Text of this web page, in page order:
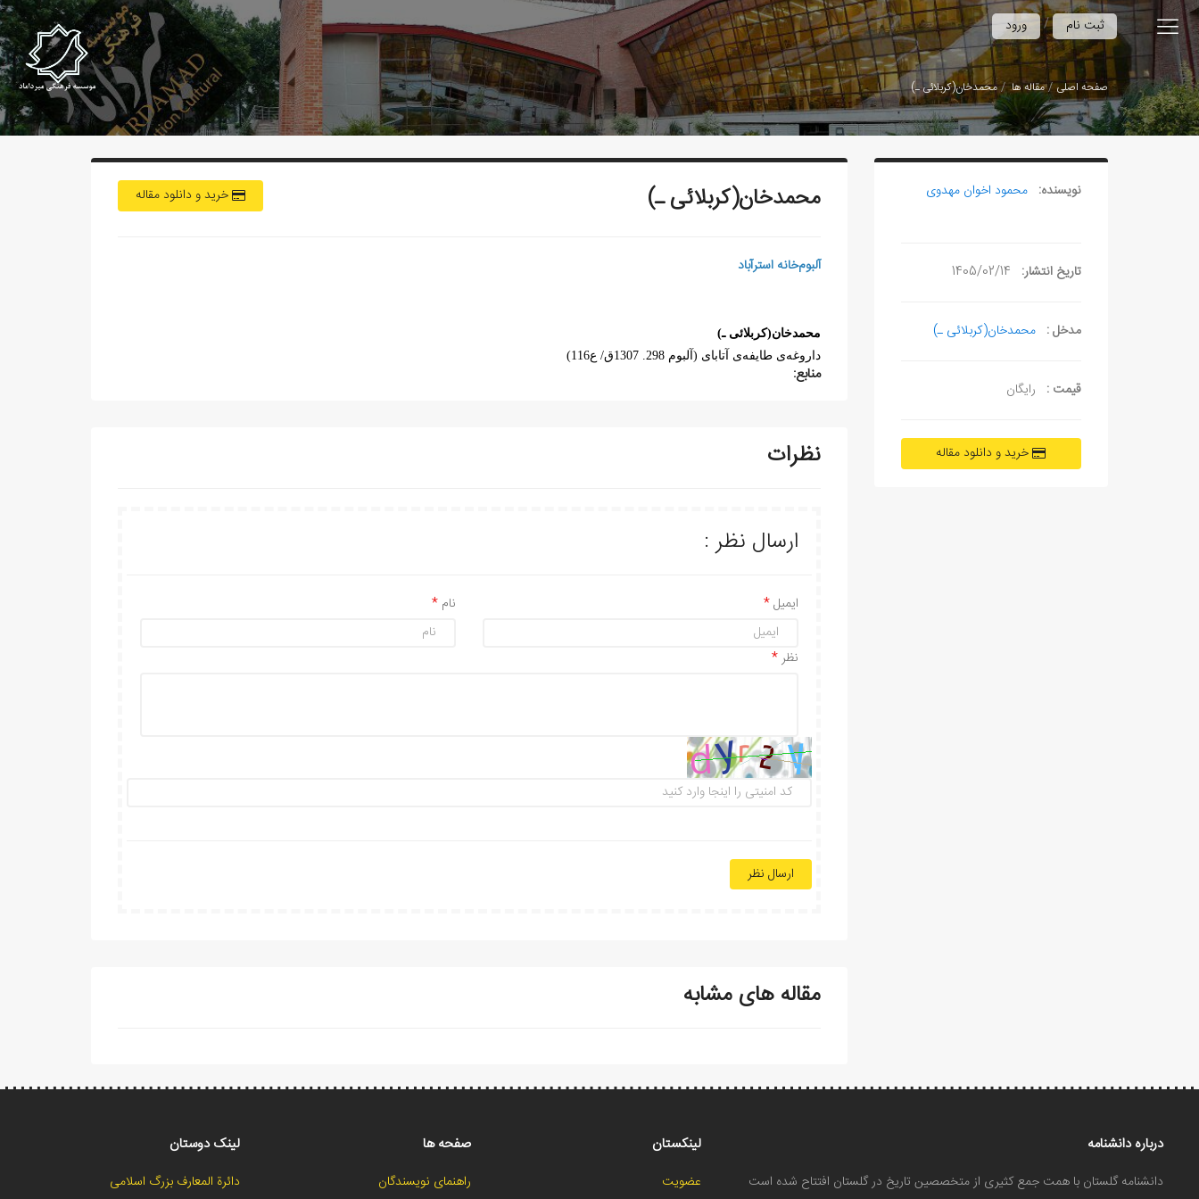
ورود / ثبت نام
صفحه اصلی مقاله ها محمدخان(کربلائی ـ)
نویسنده: محمود اخوان مهدوی
تاریخ انتشار: 1405/02/14
مدخل : محمدخان(کربلائی ـ)
قیمت : رایگان
خرید و دانلود مقاله
خرید و دانلود مقاله محمدخان(کربلائی ـ)
آلبوم‌خانه استرآباد
محمدخان(کربلائی ـ)
داروغه‌­ی طایفه‌ی آتابای (آلبوم 298. 1307ق/ ع116)
منابع:
نظرات
ارسال نظر :
نام ایمیل
نظر
ارسال نظر
مقاله های مشابه
درباره دانشنامه
دانشنامه گلستان با همت جمع کثیری از متخصصین تاریخ در گلستان افتتاح شده است
لینکستان
عضویت
صفحه ها
راهنمای نویسندگان
لینک دوستان
دائرة المعارف بزرگ اسلامی